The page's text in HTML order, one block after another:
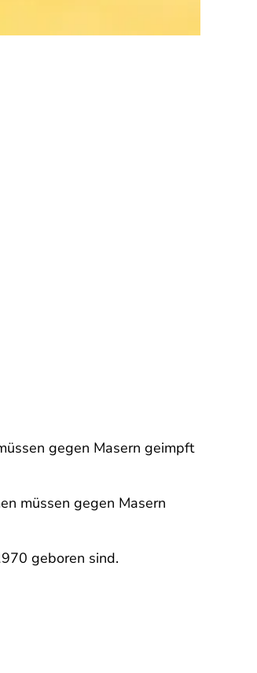
gegen Masern geimpft
müssen gegen Masern
geboren sind.